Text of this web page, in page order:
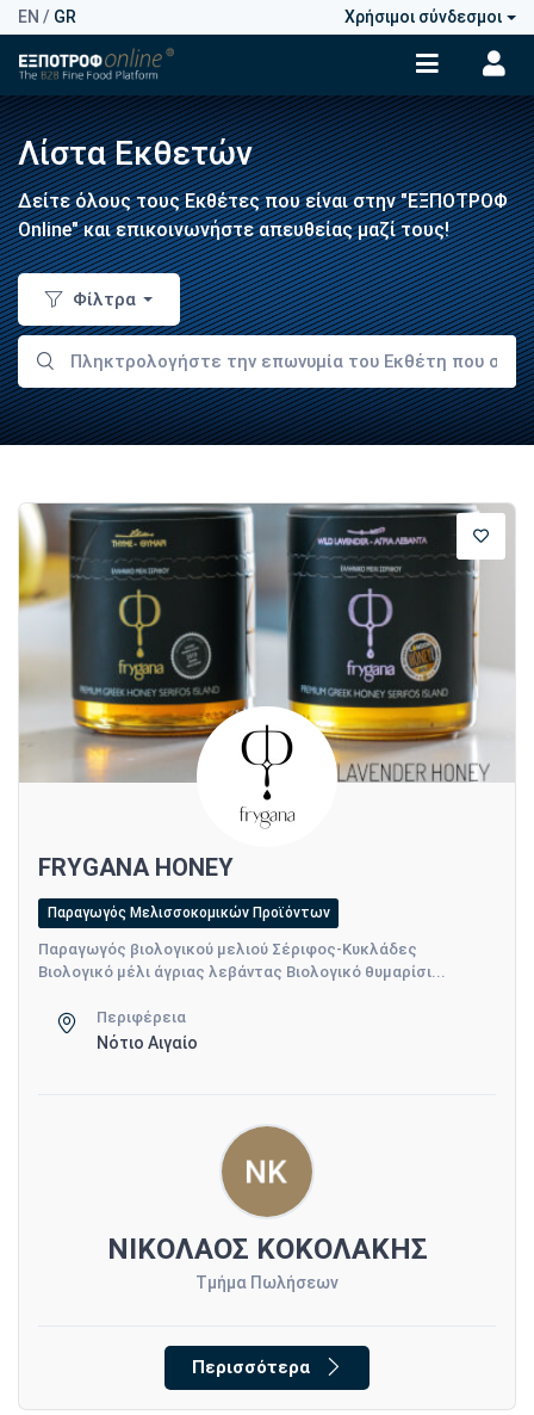
EN / GR Χρήσιμοι σύνδεσμοι
Λίστα Εκθετών
Δείτε όλους τους Εκθέτες που είναι στην "ΕΞΠΟΤΡΟΦ
Online" και επικοινωνήστε απευθείας μαζί τους!
Φίλτρα
FRYGANA HONEY
Παραγωγός Μελισσοκομικών Προϊόντων
Παραγωγός βιολογικού μελιού Σέριφος-Κυκλάδες
Βιολογικό μέλι άγριας λεβάντας Βιολογικό θυμαρίσι...
Περιφέρεια
Νότιο Αιγαίο
ΝΙΚΟΛΑΟΣ ΚΟΚΟΛΑΚΗΣ
Τμήμα Πωλήσεων
Περισσότερα